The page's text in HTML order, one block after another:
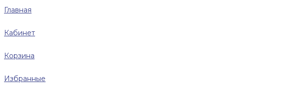
Главная
Кабинет
Корзина
Избранные